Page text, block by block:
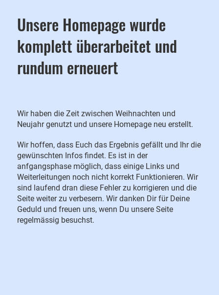
Unsere Homepage wurde
komplett überarbeitet und
rundum erneuert
Wir haben die Zeit zwischen Weihnachten und
Neujahr genutzt und unsere Homepage neu erstellt.
Wir hoffen, dass Euch das Ergebnis gefällt und Ihr die
gewünschten Infos findet. Es ist in der
anfgangsphase möglich, dass einige Links und
Weiterleitungen noch nicht korrekt Funktionieren. Wir
sind laufend dran diese Fehler zu korrigieren und die
Seite weiter zu verbesern. Wir danken Dir für Deine
Geduld und freuen uns, wenn Du unsere Seite
regelmässig besuchst.